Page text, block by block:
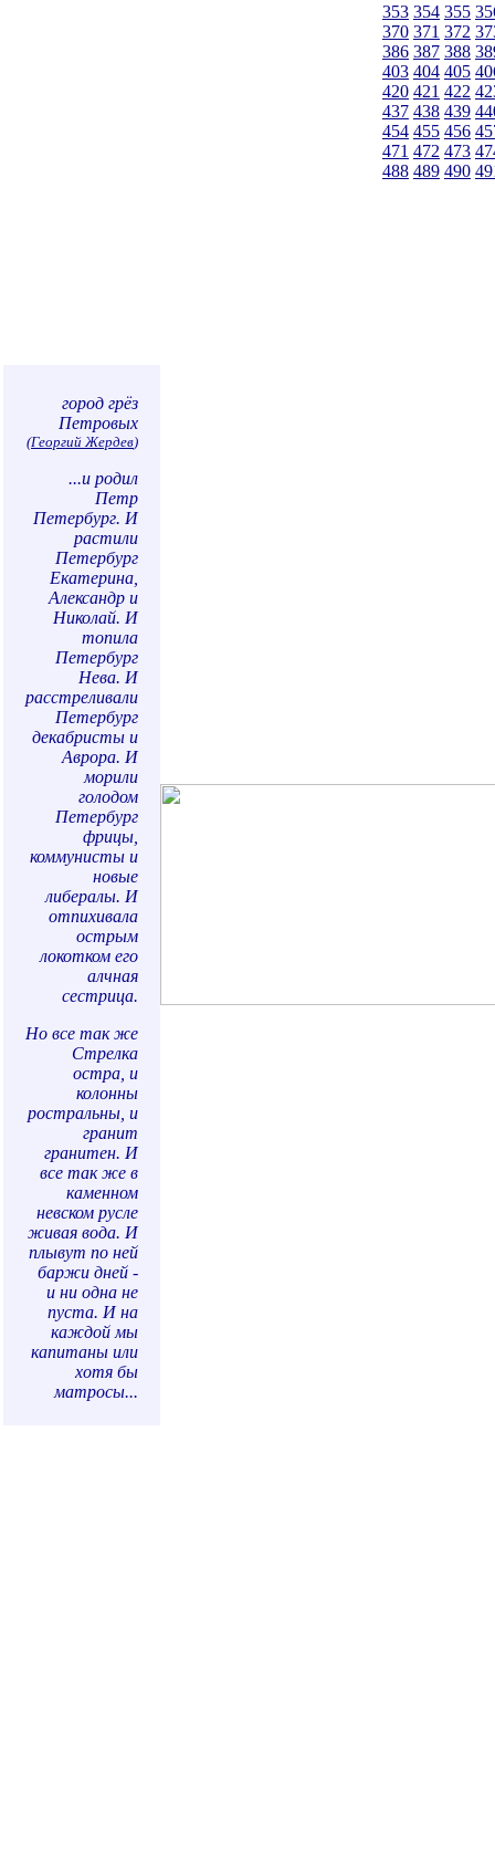
353 354 355
370 371 372
386 387 388
403 404 405
420 421 422
437 438 439
454 455 456
471 472 473
488 489 490
город грёз
Петровых
(Георгий Жердев)
...и родил
Петр
Петербург. И
растили
Петербург
Екатерина,
Александр и
Николай. И
топила
Петербург
Нева. И
расстреливали
Петербург
декабристы и
Аврора. И
морили
голодом
Петербург
фрицы,
коммунисты и
новые
либералы. И
отпихивала
острым
локотком его
алчная
сестрица.
Но все так же
Стрелка
остра, и
колонны
ростральны, и
гранит
гранитен. И
все так же в
каменном
невском русле
живая вода. И
плывут по ней
баржи дней -
и ни одна не
пуста. И на
каждой мы
капитаны или
хотя бы
матросы...